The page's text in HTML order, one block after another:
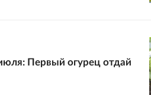
Первый огурец отдай